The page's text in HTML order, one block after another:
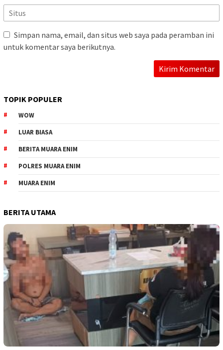
Simpan nama, email, dan situs web saya pada peramban ini
untuk komentar saya berikutnya.
TOPIK POPULER
WOW
LUAR BIASA
BERITA MUARA ENIM
POLRES MUARA ENIM
MUARA ENIM
BERITA UTAMA